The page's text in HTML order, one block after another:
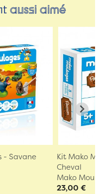
aussi aimé
- Savane
Kit Mako
Cheval
Mako
23,00 €